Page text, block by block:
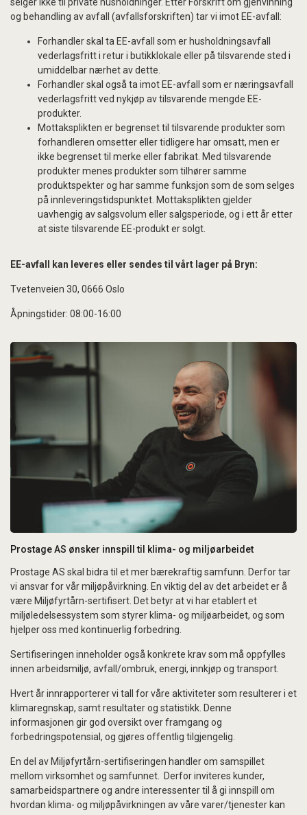
og behandling av avfall (avfallsforskriften) tar vi imot EE-avfall:
Forhandler skal ta EE-avfall som er husholdningsavfall
vederlagsfritt i retur i butikklokale eller på tilsvarende sted i
umiddelbar nærhet av dette.
Forhandler skal også ta imot EE-avfall som er næringsavfall
vederlagsfritt ved nykjøp av tilsvarende mengde EE-
produkter.
Mottaksplikten er begrenset til tilsvarende produkter som
forhandleren omsetter eller tidligere har omsatt, men er
ikke begrenset til merke eller fabrikat. Med tilsvarende
produkter menes produkter som tilhører samme
produktspekter og har samme funksjon som de som selges
på innleveringstidspunktet. Mottaksplikten gjelder
uavhengig av salgsvolum eller salgsperiode, og i ett år etter
at siste tilsvarende EE-produkt er solgt.
EE-avfall kan leveres eller sendes til vårt lager på Bryn:
Tvetenveien 30, 0666 Oslo
Åpningstider: 08:00-16:00
Prostage AS ønsker innspill til klima- og miljøarbeidet
Prostage AS skal bidra til et mer bærekraftig samfunn. Derfor tar
vi ansvar for vår miljøpåvirkning. En viktig del av det arbeidet er å
være Miljøfyrtårn-sertifisert. Det betyr at vi har etablert et
miljøledelsessystem som styrer klima- og miljøarbeidet, og som
hjelper oss med kontinuerlig forbedring.
Sertifiseringen inneholder også konkrete krav som må oppfylles
innen arbeidsmiljø, avfall/ombruk, energi, innkjøp og transport.
Hvert år innrapporterer vi tall for våre aktiviteter som resulterer i et
klimaregnskap, samt resultater og statistikk. Denne
informasjonen gir god oversikt over framgang og
forbedringspotensial, og gjøres offentlig tilgjengelig.
En del av Miljøfyrtårn-sertifiseringen handler om samspillet
mellom virksomhet og samfunnet. Derfor inviteres kunder,
samarbeidspartnere og andre interessenter til å gi innspill om
hvordan klima- og miljøpåvirkningen av våre varer/tjenester kan